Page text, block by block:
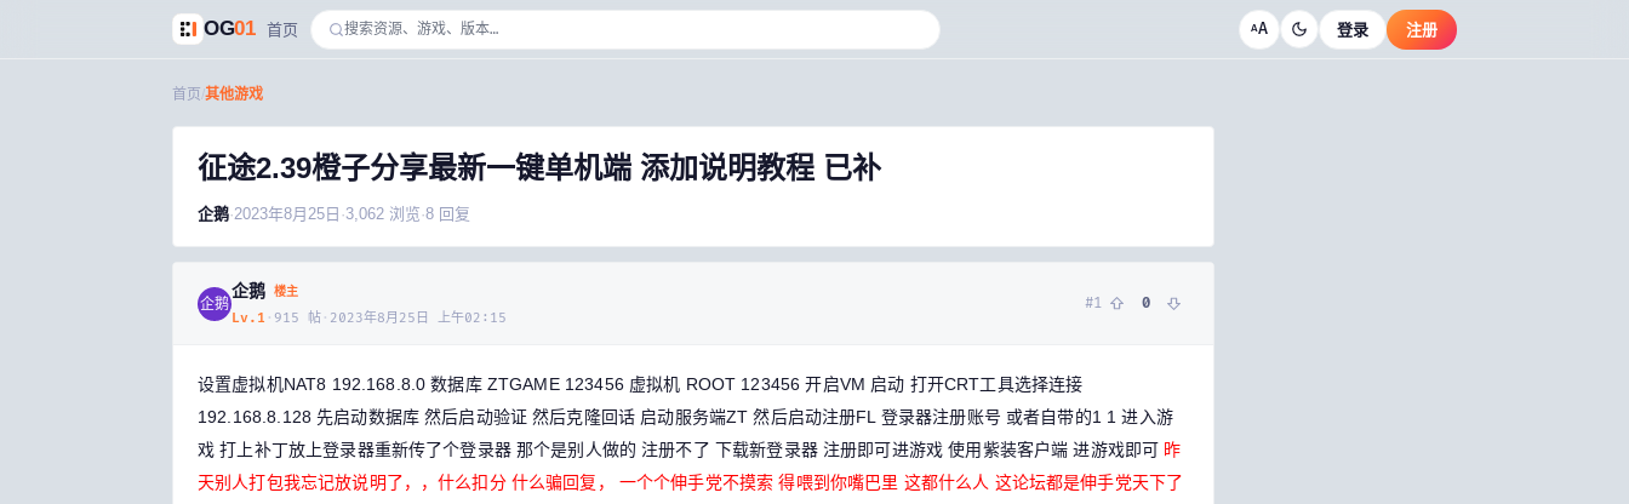
OG01 首页 AA 登录 注册
首页 其他游戏
征途2.39橙子分享最新一键单机端 添加说明教程 已补
企鹅·2023年8月25日 ·3,062 浏览·8 回复
企鹅
企鹅 楼主
Lv. 1 · 915 帖 · 2023年8月25日 上午02:15
#1 0
设置虚拟机NAT8 192.168.8.0 数据库 ZTGAME 123456 虚拟机 ROOT 123456 开启VM 启动 打开CRT工具选择连接
192.168.8.128 先启动数据库 然后启动验证 然后克隆回话 启动服务端ZT 然后启动注册FL 登录器注册账号 或者自带的1 1 进入游
戏 打上补丁放上登录器重新传了个登录器 那个是别人做的 注册不了 下载新登录器 注册即可进游戏 使用紫装客户端 进游戏即可 昨
天别人打包我忘记放说明了，，什么扣分 什么骗回复， 一个个伸手党不摸索 得喂到你嘴巴里 这都什么人 这论坛都是伸手党天下了